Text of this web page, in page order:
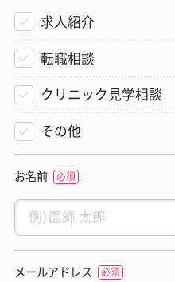
求人紹介
転職相談
クリニック見学相談
その他
お名前
メールアドレス